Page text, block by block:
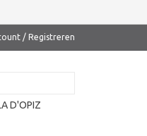
/ Registreren
D'OPIZ